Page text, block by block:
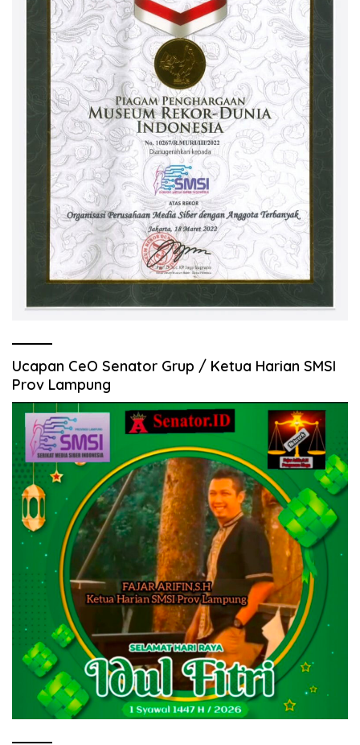
Ucapan CeO Senator Grup / Ketua Harian SMSI
Prov Lampung